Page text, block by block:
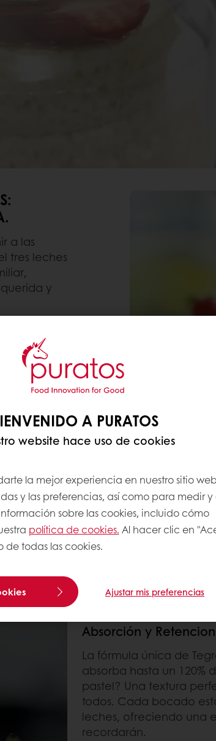
a las
tres leches
y
en
que
y padres.
de la
sin
replicar
que
BENEFICIOS DE
Absorción y
La fórmula única de
absorba hasta un 120%
pastel? Una textura
todos. Cada bocado
leches, ofreciendo una
recordarán.
A PURATOS
website hace uso de cookies
la mejor experiencia en nuestro sitio
y las preferencias, así como para medir
sobre las cookies, incluido cómo
política de cookies. Al hacer clic en
de todas las cookies.
Ajustar mis preferencias